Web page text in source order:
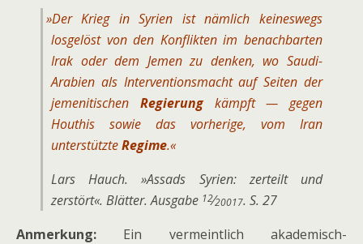
»Der Krieg in Syrien ist nämlich keineswegs
losgelöst von den Konflikten im benachbarten
Irak oder dem Jemen zu denken, wo Saudi-
Arabien als Interventionsmacht auf Seiten der
jemenitischen Regierungkämpft — gegen
Houthis sowie das vorherige, vom Iran
unterstützteRegime.«
Lars Hauch. »Assads Syrien: zerteilt und
zerstört«. Blätter. Ausgabe 12⁄20017. S. 27
Anmerkung: Ein vermeintlich akademisch-